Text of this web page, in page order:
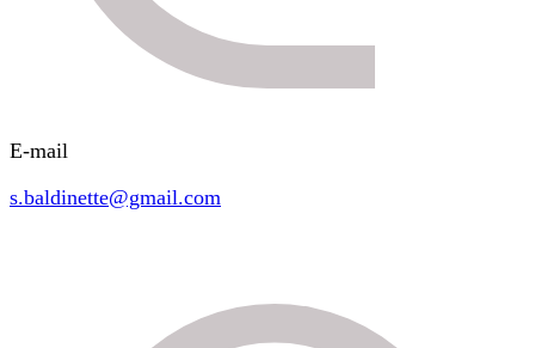
E-mail
s.baldinette@gmail.com